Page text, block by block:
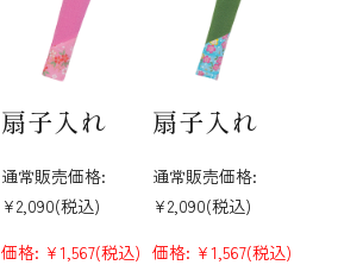
扇子入れ
通常販売価格:
¥2,090(税込)
価格: ¥1,567(税込)
扇子入れ
通常販売価格:
¥2,090(税込)
価格: ¥1,567(税込)